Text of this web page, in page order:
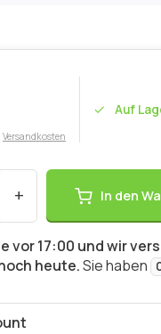
Versandkosten
Auf
+ In den
vor 17:00 und wir
heute.Sie haben